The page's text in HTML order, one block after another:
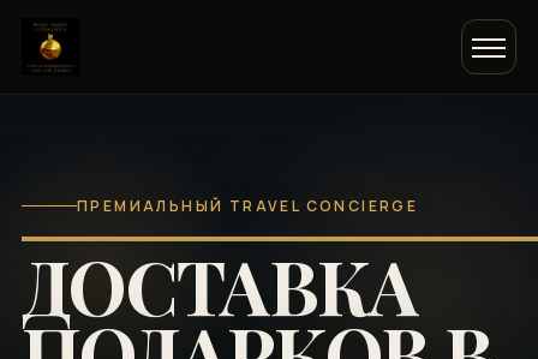
ПРЕМИАЛЬНЫЙ TRAVEL CONCIERGE
ДОСТАВКА